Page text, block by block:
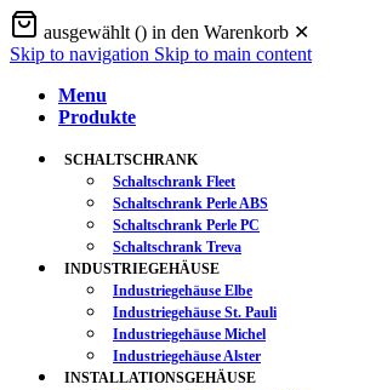
ausgewählt () in den Warenkorb ✕
Skip to navigation Skip to main content
Menu
Produkte
SCHALTSCHRANK
Schaltschrank Fleet
Schaltschrank Perle ABS
Schaltschrank Perle PC
Schaltschrank Treva
INDUSTRIEGEHÄUSE
Industriegehäuse Elbe
Industriegehäuse St. Pauli
Industriegehäuse Michel
Industriegehäuse Alster
INSTALLATIONSGEHÄUSE